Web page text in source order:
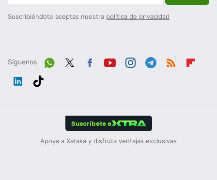
Suscribiéndote aceptas nuestra política de privacidad
Síguenos
Wh
Suscríbete a
Apoya a Xataka y disfruta ventajas exclusivas